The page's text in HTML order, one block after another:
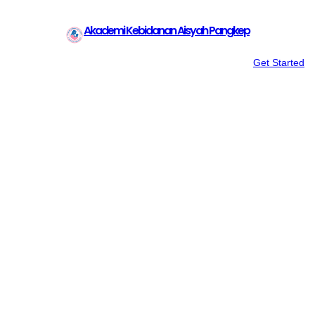
Akademi Kebidanan Aisyah Pangkep
Get Started